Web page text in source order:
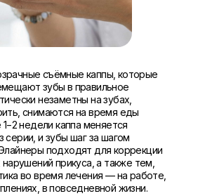
съёмные каппы, которые
зубы в правильное
незаметны на зубах,
снимаются на время еды
недели каппа меняется
и зубы шаг за шагом
подходят для коррекции
прикуса, а также тем,
во время лечения — на работе,
в повседневной жизни.